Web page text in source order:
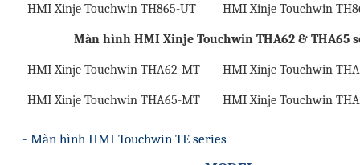
HMI Xinje Touchwin TH865-UT HMI Xinje Touchwin
Màn hình HMI Xinje Touchwin THA62 & THA65
HMI Xinje Touchwin THA62-MT HMI Xinje Touchwin
HMI Xinje Touchwin THA65-MT HMI Xinje Touchwin
- Màn hình HMI Touchwin TE series